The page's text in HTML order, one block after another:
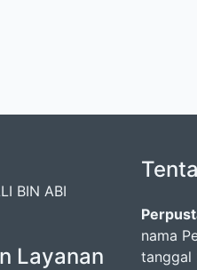
BIN ABI
Layanan
nama
tanggal